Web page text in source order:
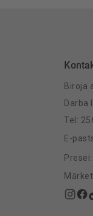
Biroja
Darba
Tel:
E-
Presei: